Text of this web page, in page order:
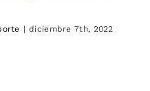
| diciembre 7th, 2022